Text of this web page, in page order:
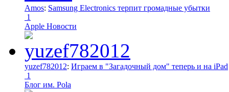
Amos: Samsung Electronics терпит громадные убытки
1
Apple Новости
yuzef782012: Играем в "Загадочный дом" теперь и на iPad
1
Блог им. Pola